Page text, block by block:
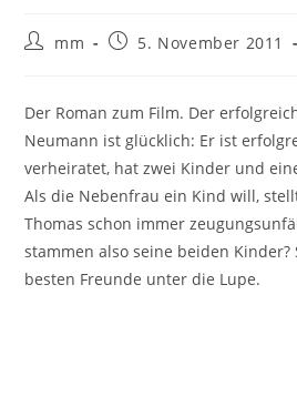
mm 5. November 2011
Der Roman zum Film. Der
Neumann ist glücklich: Er ist
verheiratet, hat zwei Kinder und
Als die Nebenfrau ein Kind will,
Thomas schon immer
stammen also seine beiden
besten Freunde unter die Lupe.